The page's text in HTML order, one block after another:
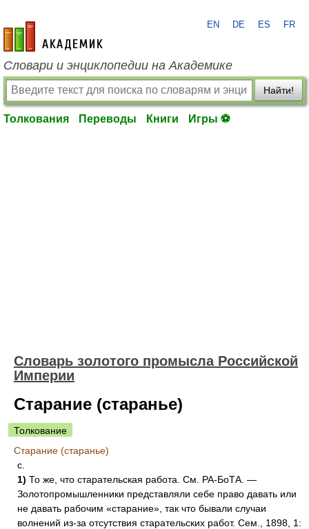
academic.ru
EN DE ES FR
Словари и энциклопедии на Академике
Найти!
Толкования Переводы Книги Игры ⚽
Словарь золотого промысла Российской
Империи
Старание (старанье)
Толкование
Старание (старанье)
с.
1) То же, что старательская работа. См. РА-БоТА. —
Золотопромышленники представляли себе право давать или
не давать рабочим «старание», так что бывали случаи
волнений из-за отсутствия старательских работ. Сем., 1898, 1: